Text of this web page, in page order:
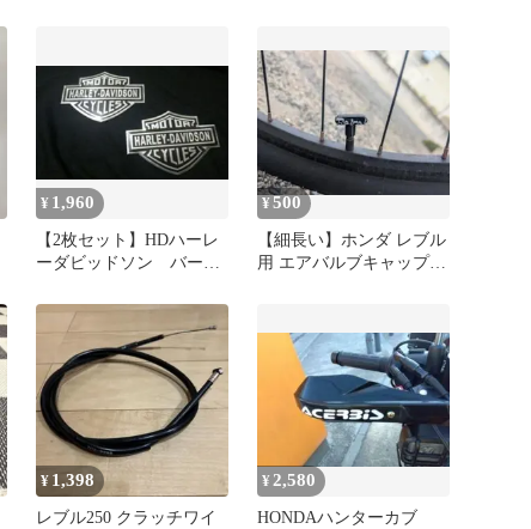
¥ 1,960
【2枚セット】HDハーレ
ーダビッドソン バー&
レム
¥500
【細長い】ホンダ レブル
用 エアバルブキャップ 2
¥ 1,398
レブル250 クラッチワイ
¥ 2,580
HONDAハンターカブ